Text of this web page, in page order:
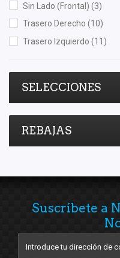
Sin Lado (Frontal) (3)
Trasero Derecho (10)
Trasero Izquierdo (11)
SELECCIONES
REBAJAS
Suscríbete a